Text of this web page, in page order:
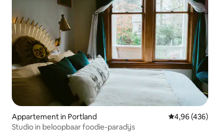
Appartement in Portland Gemiddelde
4,96 (436)
Studio in beloopbaar foodie-paradijs